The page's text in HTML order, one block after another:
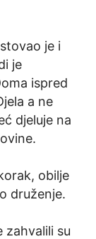
je i
je
ispred
a ne
djeluje na
obilje
druženje.
zahvalili su